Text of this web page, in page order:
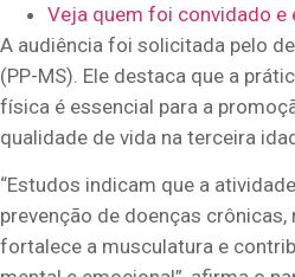
Veja quem foi convidado e
A audiência foi solicitada pelo
(PP-MS). Ele destaca que a
física é essencial para a
qualidade de vida na terceira
“Estudos indicam que a
prevenção de doenças
fortalece a musculatura e